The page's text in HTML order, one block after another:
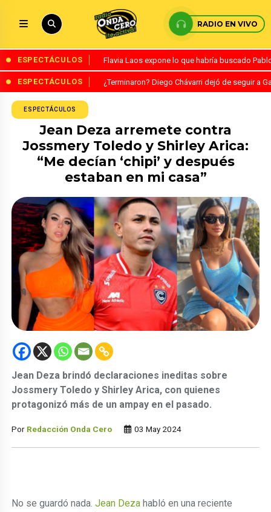
RADIO EN VIVO
ESPECTÁCULOS Flavia Laos expone lo que habría buscado
ESPECTÁCULOS ¿Terminaron? Diego Chávarri dejó de seguir a
ESPECTÁCULOS
Jean Deza arremete contra
Jossmery Toledo y Shirley Arica:
“Me decían ‘chipi’ y después
estaban en mi casa”
Jean Deza brindó declaraciones ineditas sobre
Jossmery Toledo y Shirley Arica, con quienes
protagonizó más de un ampay en el pasado.
Por Redacción Onda Cero 03 May 2024
No se guardó nada.Jean Deza habló en una reciente